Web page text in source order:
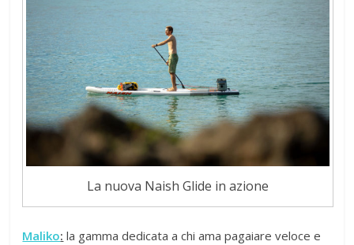
La nuova Naish Glide in azione
Maliko: la gamma dedicata a chi ama pagaiare veloce e